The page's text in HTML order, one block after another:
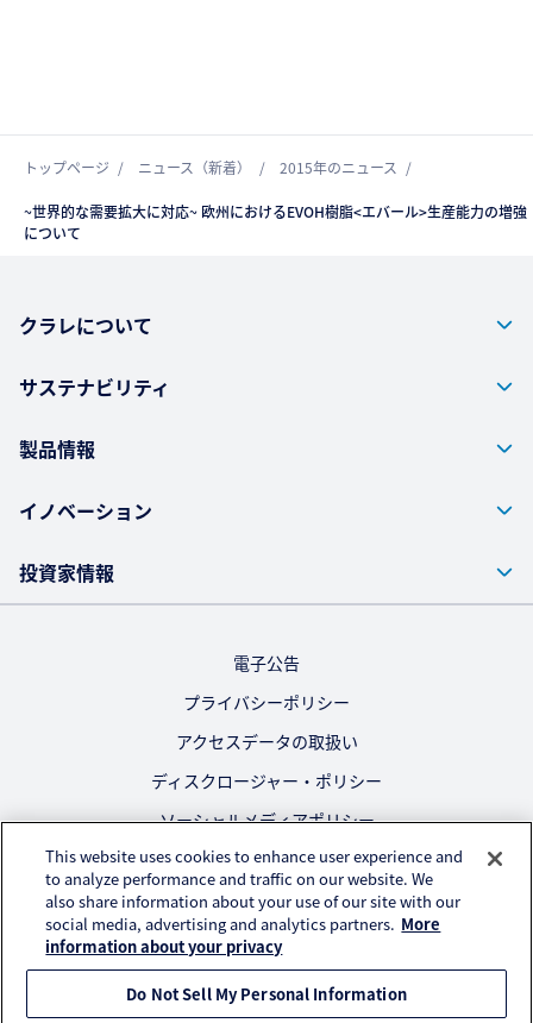
トップページ ニュース（新着） 2015年のニュース
~世界的な需要拡大に対応~ 欧州におけるEVOH樹脂<エバール>生産能力の増強
について
クラレについて
サステナビリティ
製品情報
イノベーション
投資家情報
電子公告
プライバシーポリシー
アクセスデータの取扱い
ディスクロージャー・ポリシー
ソーシャルメディアポリシー
ご利用にあたって
公式SNS
© KURARAY CO., LTD. All RIGHTS RESERVED.
This website uses cookies to enhance user experience and
to analyze performance and traffic on our website. We
also share information about your use of our site with our
social media, advertising and analytics partners. More
information about your privacy
Do Not Sell My Personal Information